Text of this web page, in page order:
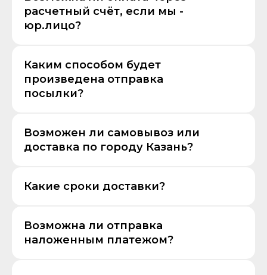
расчетный счёт, если мы -
юр.лицо?
Каким способом будет
произведена отправка
посылки?
Возможен ли самовывоз или
доставка по городу Казань?
Какие сроки доставки?
Возможна ли отправка
наложенным платежом?